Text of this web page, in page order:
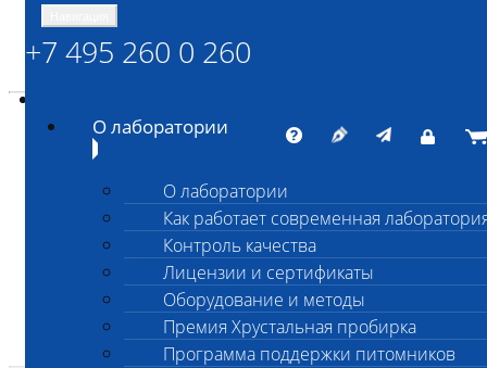
ШАНС БИО
Независимая ветеринарная лаборатория
+7 495 260 0 260
О лаборатории
О лаборатории
Как работает современная
Контроль качества
Лицензии и сертификаты
Оборудование и методы
Премия Хрустальная пробирка
Программа поддержки питомников